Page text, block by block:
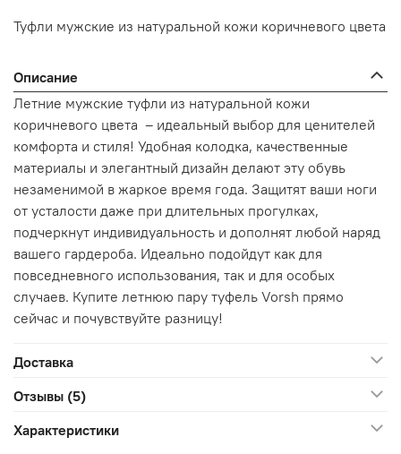
Туфли мужские из натуральной кожи коричневого цвета
Описание
Летние мужские туфли из натуральной кожи
коричневого цвета – идеальный выбор для ценителей
комфорта и стиля! Удобная колодка, качественные
материалы и элегантный дизайн делают эту обувь
незаменимой в жаркое время года. Защитят ваши ноги
от усталости даже при длительных прогулках,
подчеркнут индивидуальность и дополнят любой наряд
вашего гардероба. Идеально подойдут как для
повседневного использования, так и для особых
случаев. Купите летнюю пару туфель Vorsh прямо
сейчас и почувствуйте разницу!
Доставка
Отзывы (5)
Характеристики